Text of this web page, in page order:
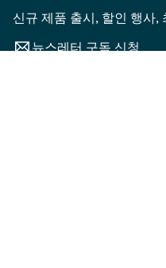
신규 제품 출시, 할인 행사,
뉴스레터 구독 신청